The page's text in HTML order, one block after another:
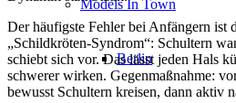
Models In Town
Berlin
Der häufigste Fehler bei Anfängern ist
„Schildkröten-Syndrom“: Schultern
schiebt sich vor. Das lässt jeden Hals
schwerer wirken. Gegenmaßnahme:
bewusst Schultern kreisen, dann aktiv